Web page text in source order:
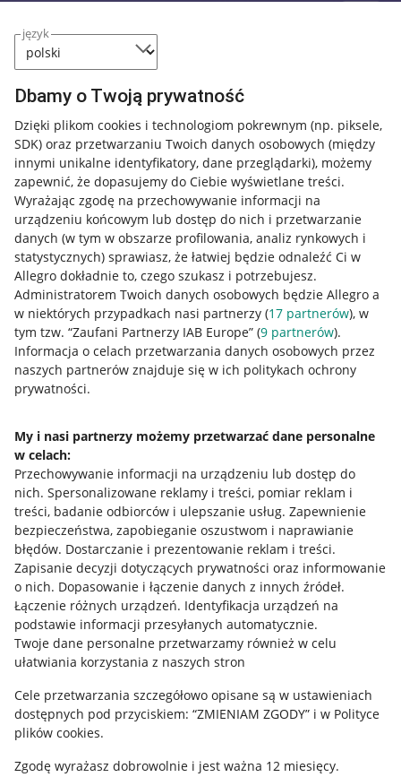
język
Dbamy o Twoją prywatność
Dzięki plikom cookies i technologiom pokrewnym (np. piksele,
SDK) oraz przetwarzaniu Twoich danych osobowych (między
innymi unikalne identyfikatory, dane przeglądarki), możemy
zapewnić, że dopasujemy do Ciebie wyświetlane treści.
Wyrażając zgodę na przechowywanie informacji na
urządzeniu końcowym lub dostęp do nich i przetwarzanie
danych (w tym w obszarze profilowania, analiz rynkowych i
statystycznych) sprawiasz, że łatwiej będzie odnaleźć Ci w
Allegro dokładnie to, czego szukasz i potrzebujesz.
Administratorem Twoich danych osobowych będzie Allegro a
w niektórych przypadkach nasi partnerzy (17 partnerów), w
tym tzw. “Zaufani Partnerzy IAB Europe” (9 partnerów).
Informacja o celach przetwarzania danych osobowych przez
naszych partnerów znajduje się w ich politykach ochrony
prywatności.
My i nasi partnerzy możemy przetwarzać dane personalne
w celach:
Przechowywanie informacji na urządzeniu lub dostęp do
nich. Spersonalizowane reklamy i treści, pomiar reklam i
treści, badanie odbiorców i ulepszanie usług. Zapewnienie
bezpieczeństwa, zapobieganie oszustwom i naprawianie
błędów. Dostarczanie i prezentowanie reklam i treści.
Zapisanie decyzji dotyczących prywatności oraz informowanie
o nich. Dopasowanie i łączenie danych z innych źródeł.
Łączenie różnych urządzeń. Identyfikacja urządzeń na
podstawie informacji przesyłanych automatycznie.
Twoje dane personalne przetwarzamy również w celu
ułatwiania korzystania z naszych stron
Cele przetwarzania szczegółowo opisane są w ustawieniach
dostępnych pod przyciskiem: “ZMIENIAM ZGODY” i w Polityce
plików cookies.
Zgodę wyrażasz dobrowolnie i jest ważna 12 miesięcy.
Przydatne informacje
Jak to działa
Allegro Gadane dla sprzedających
Allegro Gadane dla kupujących
Mapa miejscowości
Informacje prawne
Regulamin
Polityka plików "cookies"
Ustawienia plików "cookies"
Udostępnianie lokalizacji
Informacje dla Aktu o Usługach Cyfrowych
Pobierz aplikację